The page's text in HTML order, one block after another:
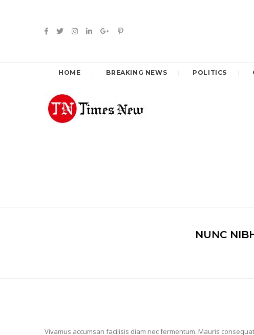
HOME BREAKING NEWS POLITICS
NUNC
Vivamus accumsan facilisis diam nec fermentum. Mauris